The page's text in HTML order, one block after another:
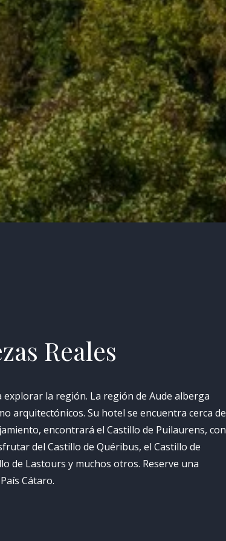
Reales
la región. La región de Aude alberga
arquitectónicos. Su hotel se encuentra cerca de
encontrará el Castillo de Puilaurens, con
del Castillo de Quéribus, el Castillo de
de Lastours y muchos otros. Reserve una
Cátaro.